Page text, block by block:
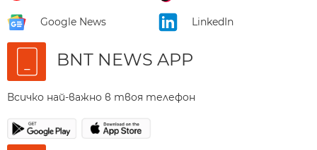
Google News LinkedIn
BNT NEWS APP
Всичко най-важно в твоя телефон